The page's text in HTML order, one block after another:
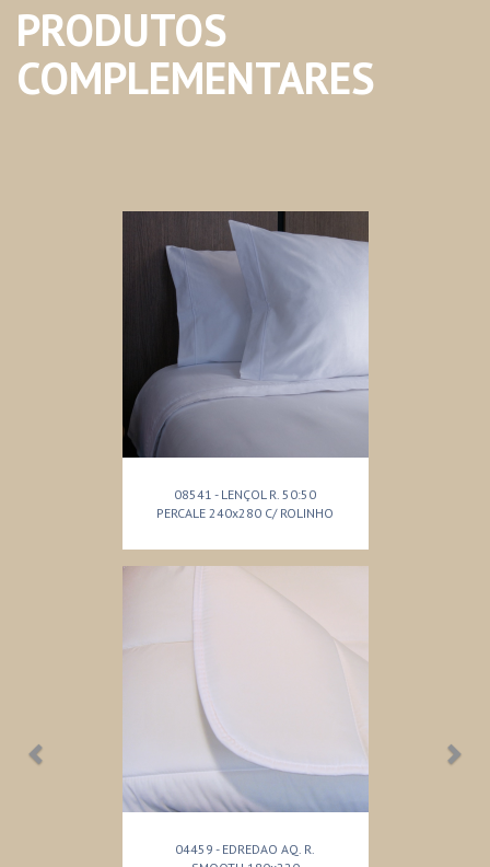
PRODUTOS
COMPLEMENTARES
08541 - LENÇOL R. 50:50
PERCALE 240x280 C/ ROLINHO
04459 - EDREDAO AQ. R.